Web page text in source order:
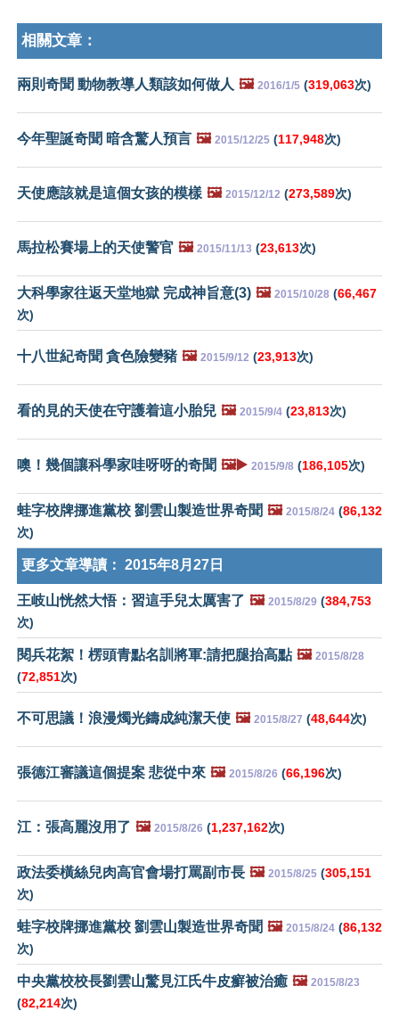
相關文章：
兩則奇聞 動物教導人類該如何做人 🖼️ 2016/1/5 (319,063次)
今年聖誕奇聞 暗含驚人預言 🖼️ 2015/12/25 (117,948次)
天使應該就是這個女孩的模樣 🖼️ 2015/12/12 (273,589次)
馬拉松賽場上的天使警官 🖼️ 2015/11/13 (23,613次)
大科學家往返天堂地獄 完成神旨意(3) 🖼️ 2015/10/28 (66,467
次)
十八世紀奇聞 貪色險變豬 🖼️ 2015/9/12 (23,913次)
看的見的天使在守護着這小胎兒 🖼️ 2015/9/4 (23,813次)
噢！幾個讓科學家哇呀呀的奇聞 🖼️▶️ 2015/9/8 (186,105次)
蛙字校牌挪進黨校 劉雲山製造世界奇聞 🖼️ 2015/8/24 (86,132
次)
更多文章導讀： 2015年8月27日
王岐山恍然大悟：習這手兒太厲害了 🖼️ 2015/8/29 (384,753
次)
閱兵花絮！楞頭青點名訓將軍:請把腿抬高點 🖼️ 2015/8/28
(72,851次)
不可思議！浪漫燭光鑄成純潔天使 🖼️ 2015/8/27 (48,644次)
張德江審議這個提案 悲從中來 🖼️ 2015/8/26 (66,196次)
江：張高麗沒用了 🖼️ 2015/8/26 (1,237,162次)
政法委橫絲兒肉高官會場打罵副市長 🖼️ 2015/8/25 (305,151
次)
蛙字校牌挪進黨校 劉雲山製造世界奇聞 🖼️ 2015/8/24 (86,132
次)
中央黨校校長劉雲山驚見江氏牛皮癬被治癒 🖼️ 2015/8/23
(82,214次)